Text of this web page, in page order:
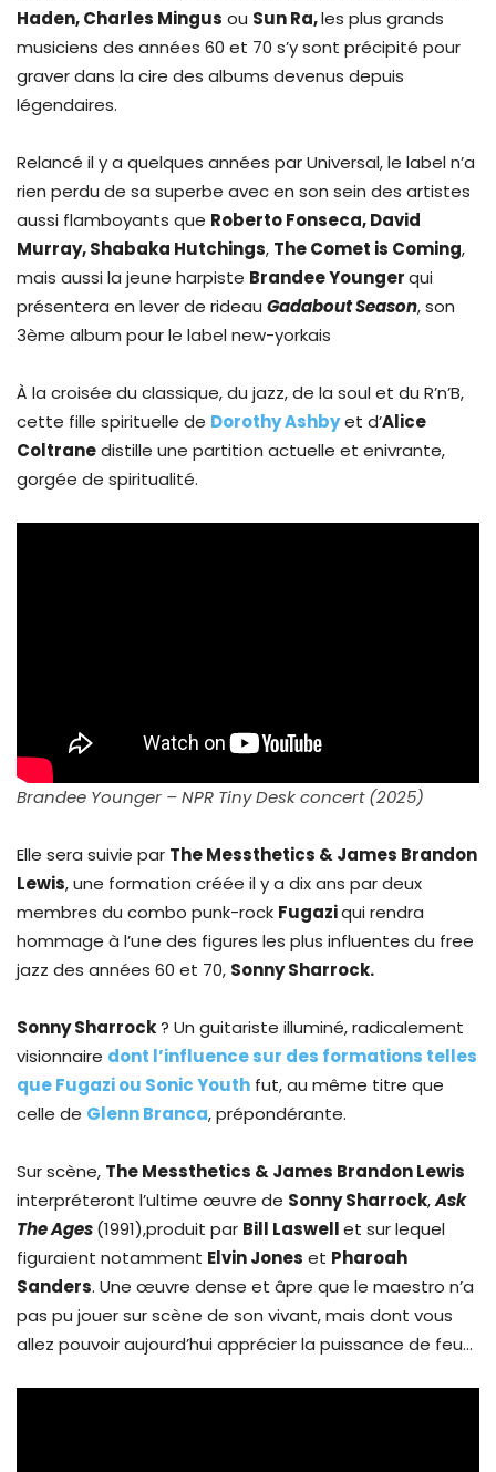
Haden, Charles Mingus ou Sun Ra,les plus grands
musiciens des années 60 et 70 s’y sont précipité pour
graver dans la cire des albums devenus depuis
légendaires.
Relancé il y a quelques années par Universal, le label n’a
rien perdu de sa superbe avec en son sein des artistes
aussi flamboyants que Roberto Fonseca, David
Murray, Shabaka Hutchings, The Comet is Coming,
mais aussi la jeune harpiste Brandee Youngerqui
présentera en lever de rideau Gadabout Season, son
3ème album pour le label new-yorkais
À la croisée du classique, du jazz, de la soul et du R’n’B,
cette fille spirituelle de Dorothy Ashbyet d’Alice
Coltranedistille une partition actuelle et enivrante,
gorgée de spiritualité.
Brandee Younger – NPR Tiny Desk concert (2025)
Elle sera suivie par The Messthetics & James Brandon
Lewis, une formation créée il y a dix ans par deux
membres du combo punk-rock Fugaziqui rendra
hommage à l’une des figures les plus influentes du free
jazz des années 60 et 70, Sonny Sharrock.
Sonny Sharrock? Un guitariste illuminé, radicalement
visionnaire dont l’influence sur des formations telles
que Fugazi ou Sonic Youth fut, au même titre que
celle de Glenn Branca, prépondérante.
Sur scène, The Messthetics & James Brandon Lewis
interpréteront l’ultime œuvre de Sonny Sharrock,Ask
The Ages(1991),produit par Bill Laswellet sur lequel
figuraient notamment Elvin Jones et Pharoah
Sanders. Une œuvre dense et âpre que le maestro n’a
pas pu jouer sur scène de son vivant, mais dont vous
allez pouvoir aujourd’hui apprécier la puissance de feu…